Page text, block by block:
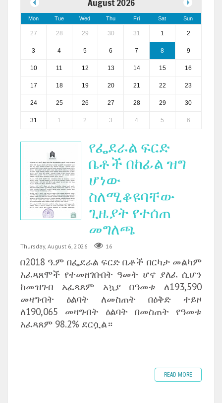
Mon Tue Wed Thu Fri Sat Sun
27 28 29 30 31 1 2
3 4 5 6 7 8 9
10 11 12 13 14 15 16
17 18 19 20 21 22 23
24 25 26 27 28 29 30
31 1 2 3 4 5 6
የፌደራል ፍርድ
ቤቶች በከፊል ዝግ
ሆነው
ስለሚቆዩባቸው
ጊዜያት የተሰጠ
መግለጫ
Thursday, August 6, 2026 16
በ2018 ዓ.ም በፌደራል ፍርድ ቤቶች በርካታ መልካም
አፈጻጸሞች የተመዘገቡበት ዓመት ሆኖ ያለፈ ሲሆን
ከመዝገብ አፈጻጸም አኳያ በዓመቱ ለ193,590
መዛግብት ዕልባት ለመስጠት በዕቅድ ተይዞ
ለ190,065 መዛግብት ዕልባት በመስጠት የዓመቱ
አፈጻጸም 98.2% ደርሷል።
READ MORE